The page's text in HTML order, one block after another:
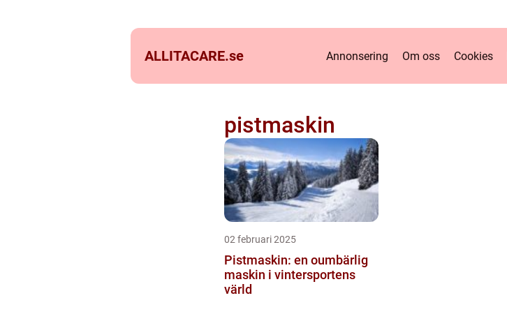
ALLITACARE.se Annonsering Om oss Cookies
pistmaskin
02 februari 2025
Pistmaskin: en oumbärlig
maskin i vintersportens
värld